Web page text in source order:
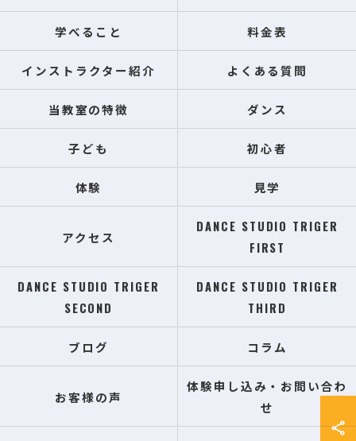
学べること 料金表
インストラクター紹介 よくある質問
当教室の特徴 ダンス
子ども 初心者
体験 見学
アクセス
DANCE STUDIO TRIGER
FIRST
DANCE STUDIO TRIGER
SECOND
DANCE STUDIO TRIGER
THIRD
ブログ コラム
お客様の声
体験申し込み・お問い合わ
せ